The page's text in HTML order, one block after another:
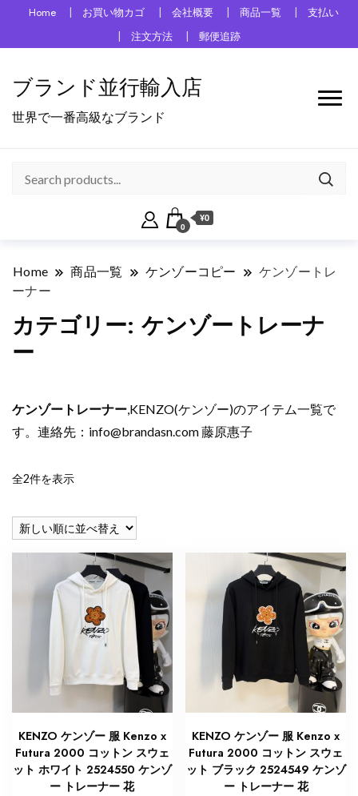
Home お買い物カゴ 会社概要 商品一覧
支払い
注文方法
郵便追跡
ブランド並行輸入店
世界で一番高級なブランド
0
¥0
Home 商品一覧 ケンゾーコピー
ケンゾートレ
ーナー
カテゴリー: ケンゾートレーナ
ー
ケンゾートレーナー,KENZO(ケンゾー)のアイテム一覧で
す。連絡先： info@brandasn.com藤原惠子
全2件を表示新
い
順
KENZO ケンゾー 服 Kenzo x
Futura 2000 コットン スウェ
ット ホワイト 2524550 ケンゾ
ー トレーナー 花
KENZO ケンゾー 服 Kenzo x
Futura 2000 コットン スウェ
ット ブラック 2524549 ケンゾ
ー トレーナー 花